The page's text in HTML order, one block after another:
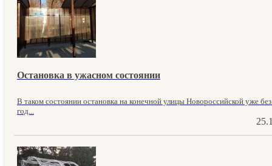
Остановка в ужасном состоянии
В таком состоянии остановка на конечной улицы Новороссийской уже
год...